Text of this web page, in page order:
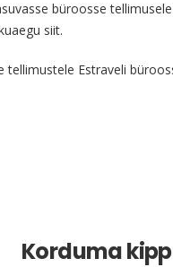
büroosse
siit.
Estraveli
Korduma